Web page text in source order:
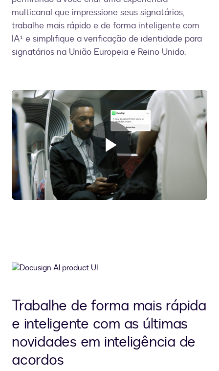
multicanal que impressione seus signatários,
trabalhe mais rápido e de forma inteligente com
IA¹ e simplifique a verificação de identidade para
signatários na União Europeia e Reino Unido.
Tocar
Trabalhe de forma mais rápida
e inteligente com as últimas
novidades em inteligência de
acordos